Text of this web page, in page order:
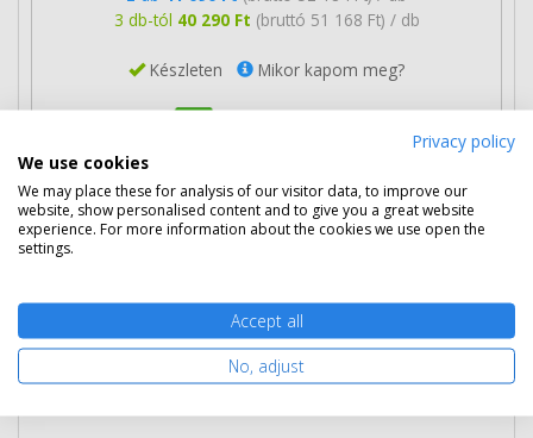
3 db-tól 40 290 Ft (bruttó 51 168 Ft) / db
Készleten Mikor kapom meg?
HP 410X nagy kapacitású ciánkék toner
(CF411X) eredeti
Privacy policy
We use cookies
We may place these for analysis of our visitor data, to improve our
website, show personalised content and to give you a great website
experience. For more information about the cookies we use open the
settings.
Accept all
No, adjust